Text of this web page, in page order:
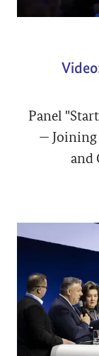
Panel
— Joining
and